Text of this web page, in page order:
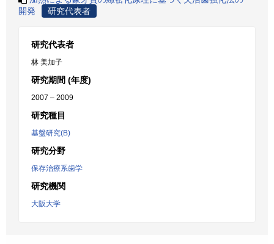
開発
研究代表者
研究代表者
林 美加子
研究期間 (年度)
2007 – 2009
研究種目
基盤研究(B)
研究分野
保存治療系歯学
研究機関
大阪大学